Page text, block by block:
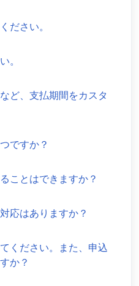
ださい。
。
ど、支払期間をカスタ
ですか？
ことはできますか？
応はありますか？
ください。また、申込
か？